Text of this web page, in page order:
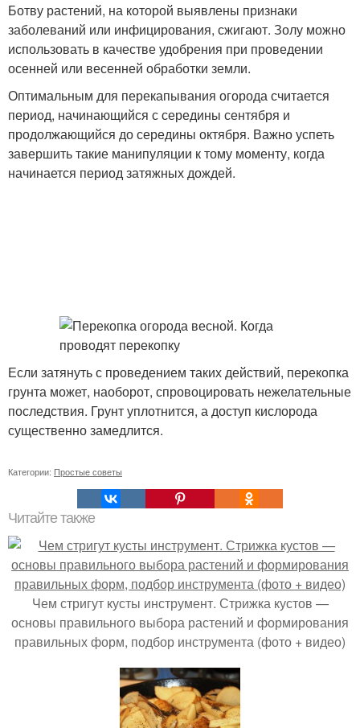
Ботву растений, на которой выявлены признаки
заболеваний или инфицирования, сжигают. Золу можно
использовать в качестве удобрения при проведении
осенней или весенней обработки земли.
Оптимальным для перекапывания огорода считается
период, начинающийся с середины сентября и
продолжающийся до середины октября. Важно успеть
завершить такие манипуляции к тому моменту, когда
начинается период затяжных дождей.
Если затянуть с проведением таких действий, перекопка
грунта может, наоборот, спровоцировать нежелательные
последствия. Грунт уплотнится, а доступ кислорода
существенно замедлится.
Категории: Простые советы
Читайте также
Чем стригут кусты инструмент. Стрижка кустов —
основы правильного выбора растений и формирования
правильных форм, подбор инструмента (фото + видео)